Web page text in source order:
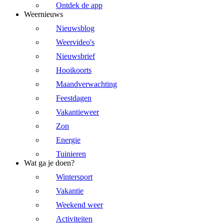
Ontdek de app
Weernieuws
Nieuwsblog
Weervideo's
Nieuwsbrief
Hooikoorts
Maandverwachting
Feestdagen
Vakantieweer
Zon
Energie
Tuinieren
Wat ga je doen?
Wintersport
Vakantie
Weekend weer
Activiteiten